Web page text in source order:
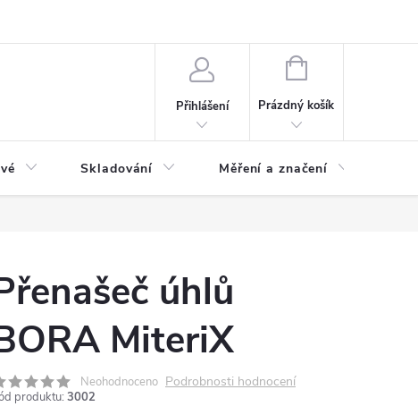
Přihlášení
NÁKUPNÍ
Prázdný košík
Skladování Měření a značení
úhlů
MiteriX
Neohodnoceno Podrobnosti hodnocení
produktu: 3002